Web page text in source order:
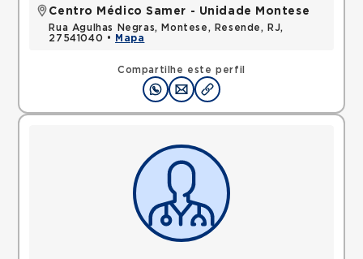
Compartilhe este perfil
Centro Médico Samer - Unidade Montese
Rua Agulhas Negras, Montese, Resende, RJ,
27541040 •
Mapa